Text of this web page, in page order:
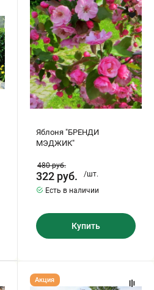
МЭДЖИК"
Яблоня "БРЕНДИ
МЭДЖИК"
480руб.
322 руб.
/шт.
Есть в наличии
Купить
Яблоня
"МОКУМ"
Акция